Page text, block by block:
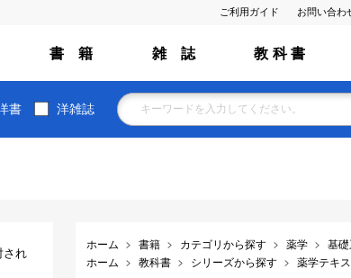
ご利用ガイド お問い合わ
書 籍 雑 誌 教 科 書
書 洋雑誌
ホーム 書籍 カテゴリから探す 薬学
基
ホーム
教科書 シリーズから探す 薬学テキス
され